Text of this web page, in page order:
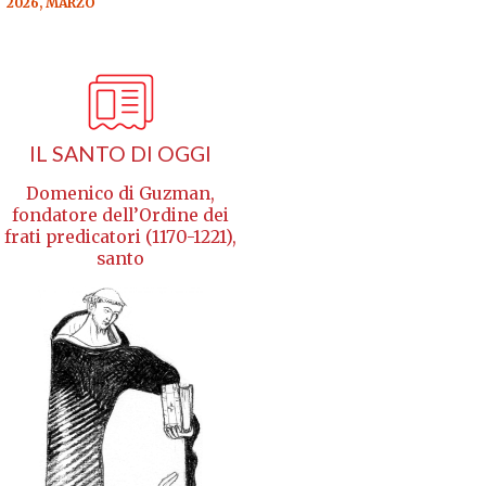
IL SANTO DI OGGI
Domenico di Guzman,
fondatore dell’Ordine dei
frati predicatori (1170-1221),
santo